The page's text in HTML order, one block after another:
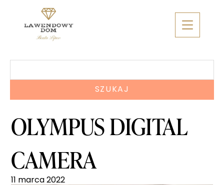
OLYMPUS DIGITAL
CAMERA
11 marca 2022